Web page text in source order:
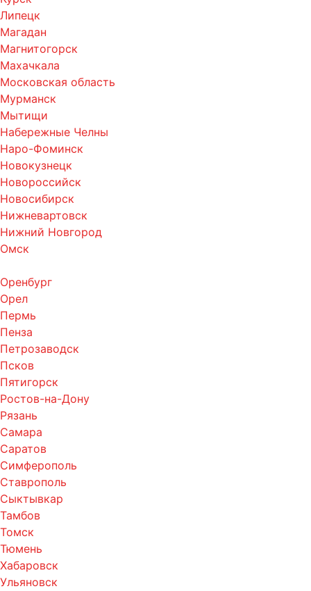
Липецк
Магадан
Магнитогорск
Махачкала
Московская область
Мурманск
Мытищи
Набережные Челны
Наро-Фоминск
Новокузнецк
Новороссийск
Новосибирск
Нижневартовск
Нижний Новгород
Омск
Оренбург
Орел
Пермь
Пенза
Петрозаводск
Псков
Пятигорск
Ростов-на-Дону
Рязань
Самара
Саратов
Симферополь
Ставрополь
Сыктывкар
Тамбов
Томск
Тюмень
Хабаровск
Ульяновск